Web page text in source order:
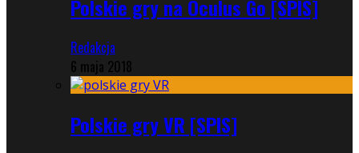
Polskie gry na Oculus Go [SPIS]
Redakcja
6 maja 2018
Polskie gry VR [SPIS]